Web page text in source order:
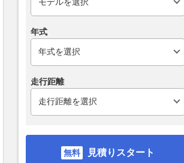
年式
走行距離
見積りスタート